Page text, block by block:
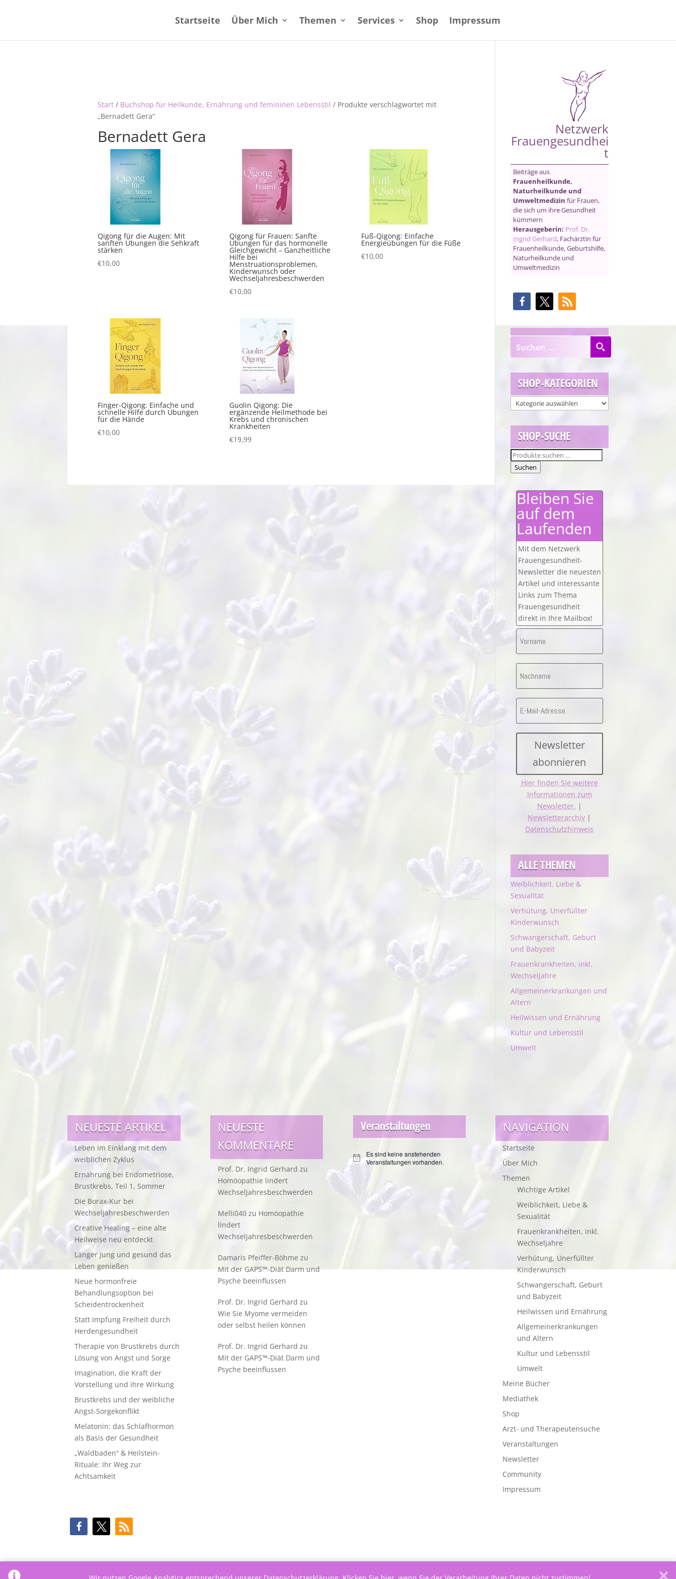
Startseite Über Mich Themen Services Shop Impressum
Start/ Buchshop für Heilkunde, Ernährung und femininen Lebensstil / Produkte verschlagwortet mit
„Bernadett Gera“
Bernadett Gera
Qigong für die Augen: Mit
sanften Übungen die Sehkraft
stärken
€10,00
Qigong für Frauen: Sanfte
Übungen für das hormonelle
Gleichgewicht – Ganzheitliche
Hilfe bei
Menstruationsproblemen,
Kinderwunsch oder
Wechseljahresbeschwerden
€10,00
Fuß-Qigong: Einfache
Energieübungen für die Füße
€10,00
Finger-Qigong: Einfache und
schnelle Hilfe durch Übungen
für die Hände
€10,00
Guolin Qigong: Die
ergänzende Heilmethode bei
Krebs und chronischen
Krankheiten
€19,99
Netzwerk
Frauengesundhei
t
Beiträge aus
Frauenheilkunde,
Naturheilkunde und
Umweltmedizin für Frauen,
die sich um ihre Gesundheit
kümmern
Herausgeberin: Prof. Dr.
Ingrid Gerhard, Fachärztin für
Frauenheilkunde, Geburtshilfe,
Naturheilkunde und
Umweltmedizin
SHOP-KATEGORIEN
SHOP-SUCHE
Suchen
nach:
Suchen
Bleiben Sie
auf dem
Laufenden
Mit dem Netzwerk
Frauengesundheit-
Newsletter die neuesten
Artikel und interessante
Links zum Thema
Frauengesundheit
direkt in Ihre Mailbox!
Newsletter
abonnieren
Hier finden Sie weitere
Informationen zum
Newsletter. |
Newsletterarchiv |
Datenschutzhinweis
ALLE THEMEN
Weiblichkeit, Liebe &
Sexualität
Verhütung, Unerfüllter
Kinderwunsch
Schwangerschaft, Geburt
und Babyzeit
Frauenkrankheiten, inkl.
Wechseljahre
Allgemeinerkrankungen und
Altern
Heilwissen und Ernährung
Kultur und Lebensstil
Umwelt
NEUESTE ARTIKEL
Leben im Einklang mit dem
weiblichen Zyklus
Ernährung bei Endometriose,
Brustkrebs, Teil 1, Sommer
Die Borax-Kur bei
Wechseljahresbeschwerden
Creative Healing – eine alte
Heilweise neu entdeckt
Länger jung und gesund das
Leben genießen
Neue hormonfreie
Behandlungsoption bei
Scheidentrockenheit
Statt Impfung Freiheit durch
Herdengesundheit
Therapie von Brustkrebs durch
Lösung von Angst und Sorge
Imagination, die Kraft der
Vorstellung und ihre Wirkung
Brustkrebs und der weibliche
Angst-Sorgekonflikt
Melatonin: das Schlafhormon
als Basis der Gesundheit
„Waldbaden“ & Heilstein-
Rituale: Ihr Weg zur
Achtsamkeit
NEUESTE
KOMMENTARE
Prof. Dr. Ingrid Gerhard zu
Homöopathie lindert
Wechseljahresbeschwerden
Melli040zu Homöopathie
lindert
Wechseljahresbeschwerden
Damaris Pfeiffer-Böhme zu
Mit der GAPS™-Diät Darm und
Psyche beeinflussen
Prof. Dr. Ingrid Gerhard zu
Wie Sie Myome vermeiden
oder selbst heilen können
Prof. Dr. Ingrid Gerhard zu
Mit der GAPS™-Diät Darm und
Psyche beeinflussen
Veranstaltungen
Hinweis
Es sind keine anstehenden
Veranstaltungen vorhanden.
NAVIGATION
Startseite
Über Mich
Themen
Wichtige Artikel
Weiblichkeit, Liebe &
Sexualität
Frauenkrankheiten, inkl.
Wechseljahre
Verhütung, Unerfüllter
Kinderwunsch
Schwangerschaft, Geburt
und Babyzeit
Heilwissen und Ernährung
Allgemeinerkrankungen
und Altern
Kultur und Lebensstil
Umwelt
Meine Bücher
Mediathek
Shop
Arzt- und Therapeutensuche
Veranstaltungen
Newsletter
Community
Impressum